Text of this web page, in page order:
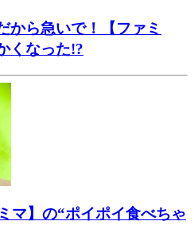
から急いで！【ファミ
くなった!?
マ】の“ポイポイ食べちゃ